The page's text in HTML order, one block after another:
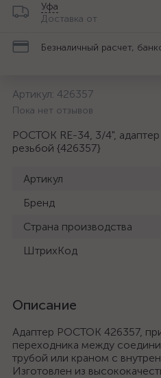
Уфа
Доставка от
Безналичный расчет,
Артикул: 426357
Пока нет отзывов
РОСТОК RE-34, 3/4",
резьбой {426357}
Артикул
Бренд
Страна производства
ШтрихКод
Описание
Адаптер РОСТОК 426357,
переходника между
трубой или краном с
Изготовлен из